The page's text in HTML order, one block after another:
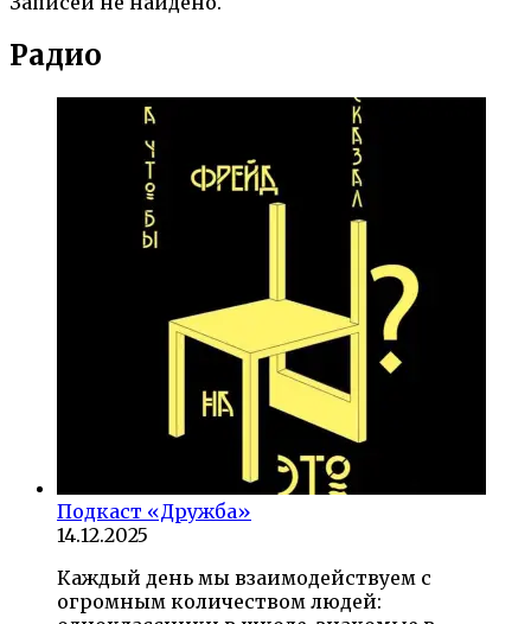
Радио
Подкаст «Дружба»
14.12.2025
Каждый день мы взаимодействуем с
огромным количеством людей: